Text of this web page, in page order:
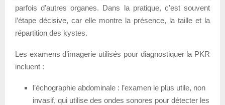
parfois d’autres organes. Dans la pratique, c’est souvent
l’étape décisive, car elle montre la présence, la taille et la
répartition des kystes.
Les examens d’imagerie utilisés pour diagnostiquer la PKR
incluent :
l’échographie abdominale : l’examen le plus utile, non
invasif, qui utilise des ondes sonores pour détecter les